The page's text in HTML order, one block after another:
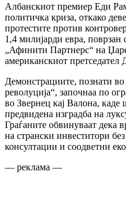
Албанскиот премиер Еди
политичка криза, откако
протестите против
1,4 милијарди евра, поврзан
„Афинити Партнерс“ на
американскиот претседател
Демонстрациите, познати
револуција“, започнаа по
во Звернец кај Валона, каде
предвидена изградба на
Граѓаните обвинуваат дека
на странски инвеститори
консултации и соодветни
— реклама —